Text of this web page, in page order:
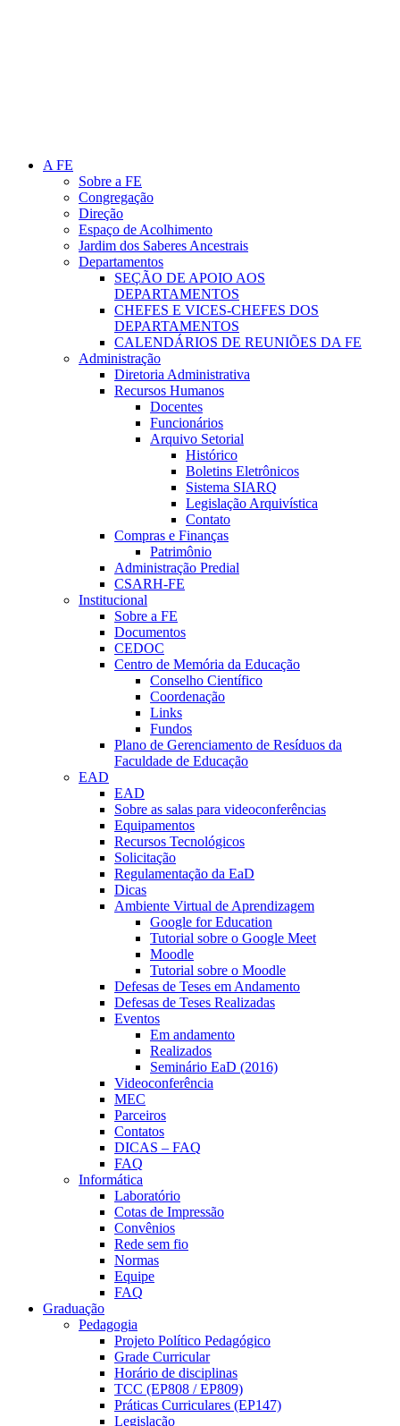
A FE
Sobre a FE
Congregação
Direção
Espaço de Acolhimento
Jardim dos Saberes Ancestrais
Departamentos
SEÇÃO DE APOIO AOS
DEPARTAMENTOS
CHEFES E VICES-CHEFES DOS
DEPARTAMENTOS
CALENDÁRIOS DE REUNIÕES DA FE
Administração
Diretoria Administrativa
Recursos Humanos
Docentes
Funcionários
Arquivo Setorial
Histórico
Boletins Eletrônicos
Sistema SIARQ
Legislação Arquivística
Contato
Compras e Finanças
Patrimônio
Administração Predial
CSARH-FE
Institucional
Sobre a FE
Documentos
CEDOC
Centro de Memória da Educação
Conselho Científico
Coordenação
Links
Fundos
Plano de Gerenciamento de Resíduos da
Faculdade de Educação
EAD
EAD
Sobre as salas para videoconferências
Equipamentos
Recursos Tecnológicos
Solicitação
Regulamentação da EaD
Dicas
Ambiente Virtual de Aprendizagem
Google for Education
Tutorial sobre o Google Meet
Moodle
Tutorial sobre o Moodle
Defesas de Teses em Andamento
Defesas de Teses Realizadas
Eventos
Em andamento
Realizados
Seminário EaD (2016)
Videoconferência
MEC
Parceiros
Contatos
DICAS – FAQ
FAQ
Informática
Laboratório
Cotas de Impressão
Convênios
Rede sem fio
Normas
Equipe
FAQ
Graduação
Pedagogia
Projeto Político Pedagógico
Grade Curricular
Horário de disciplinas
TCC (EP808 / EP809)
Práticas Curriculares (EP147)
Legislação